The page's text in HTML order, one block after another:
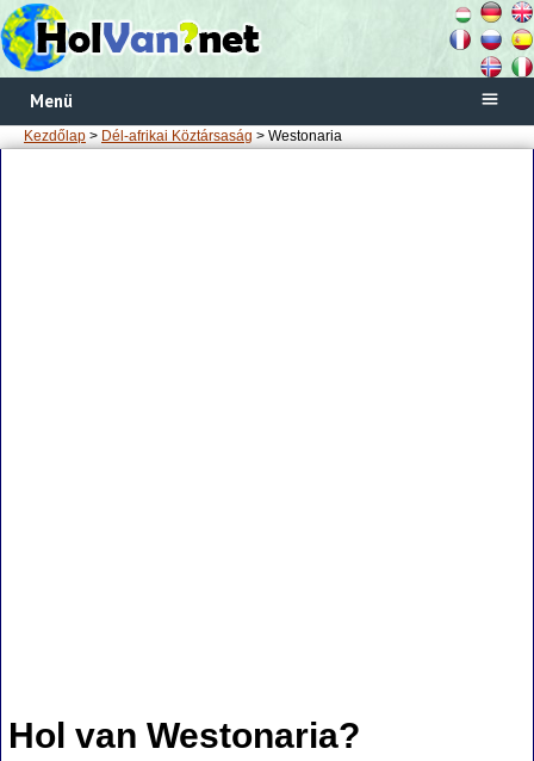
Menü
Kezdőlap > Dél-afrikai Köztársaság > Westonaria
Hol van Westonaria?